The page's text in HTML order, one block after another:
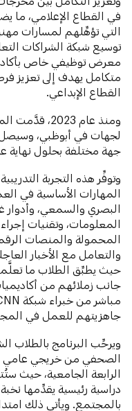
في القطاع الإعلامي، ما
التي تؤهِّلهم لمسارات
توسيع شبكة الشراكات
متكامل يهدف إلى تعزيز
القطاع الإبداعي.
ومنذ عام
جهة مختلفة بحلول نهاية عام
وتوفِّر هذه التجربة
المهارات الأساسية في
البصري والسمعي، وأدوار
المعلومات، وتقنيات
المحمولة والمنصات
والتعامل مع الأخبار
حيث يطبِّق الطلاب ما
جاهزيتهم للعمل في
ويرحِّب البرنامج بالطلاب
الرابعة الجامعية، حيث
دراسية رئيسية يقدِّمها
بالمجتمع. ويأتي ذلك